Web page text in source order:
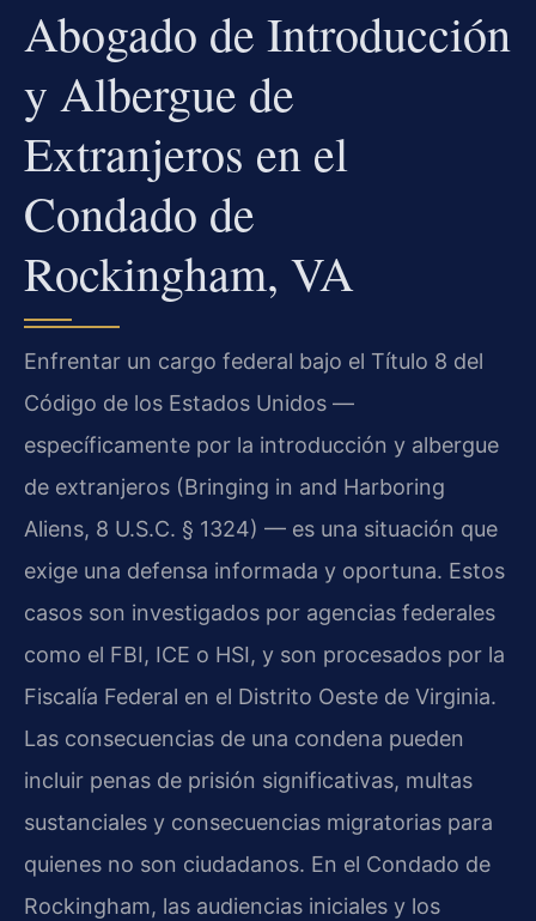
Abogado de Introducción
y Albergue de
Extranjeros en el
Condado de
Rockingham, VA
Enfrentar un cargo federal bajo el Título 8 del
Código de los Estados Unidos —
específicamente por la introducción y albergue
de extranjeros (Bringing in and Harboring
Aliens, 8 U.S.C. § 1324) — es una situación que
exige una defensa informada y oportuna. Estos
casos son investigados por agencias federales
como el FBI, ICE o HSI, y son procesados por la
Fiscalía Federal en el Distrito Oeste de Virginia.
Las consecuencias de una condena pueden
incluir penas de prisión significativas, multas
sustanciales y consecuencias migratorias para
quienes no son ciudadanos. En el Condado de
Rockingham, las audiencias iniciales y los